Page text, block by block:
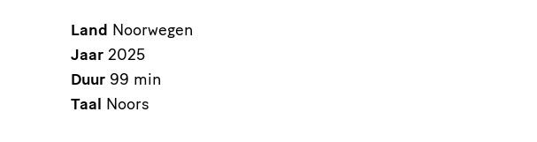
Land Noorwegen
Jaar 2025
Duur 99 min
Taal Noors